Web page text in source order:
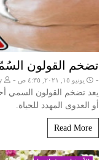
تضخم القولون
- يونيو ١٥, ٢٠٢١, ٤:٣٥ ص -
يعد تضخم القولون السمي
أو العدوى المهدد للحياة.
Read More